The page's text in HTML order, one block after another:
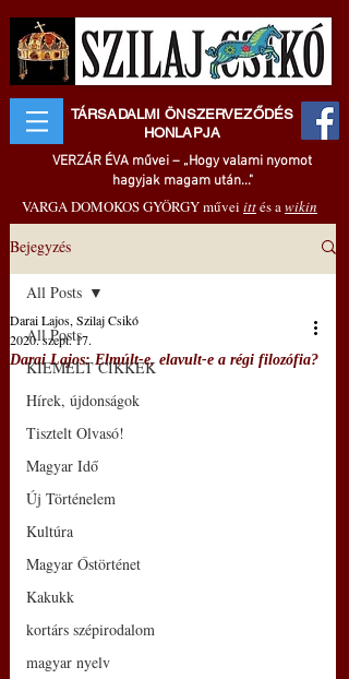
TÁRSADALMI ÖNSZERVEZŐDÉS
HONLAPJA
VERZÁR ÉVA művei – „Hogy valami nyomot
hagyjak magam után..."
VARGA DOMOKOS GYÖRGY művei ittés awikin
Bejegyzés
All Posts
KIEMELT CIKKEK
Hírek, újdonságok
Tisztelt Olvasó!
Magyar Idő
Új Történelem
Kultúra
Magyar Őstörténet
Kakukk
kortárs szépirodalom
magyar nyelv
All Posts
Darai Lajos: Elmúlt-e, elavult-e a régi filozófia?
Darai Lajos, Szilaj Csikó
2020. szept. 17.